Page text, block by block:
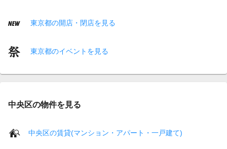
東京都の開店・閉店を見る
東京都のイベントを見る
中央区の物件を見る
中央区の賃貸(マンション・アパート・一戸建て)